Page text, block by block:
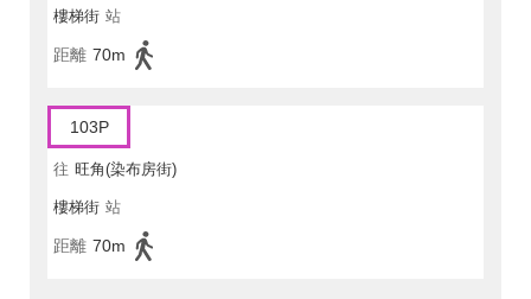
樓梯街 站
距離 70m
103P
往 旺角(染布房街)
樓梯街 站
距離 70m